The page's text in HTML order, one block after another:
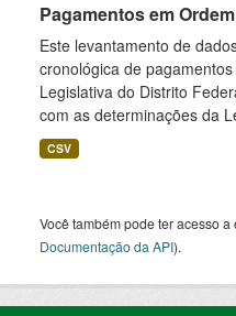
Pagamentos em
Este levantamento de
cronológica de
Legislativa do Distrito
com as determinações da
CSV
Você também pode ter acesso
Documentação da API).